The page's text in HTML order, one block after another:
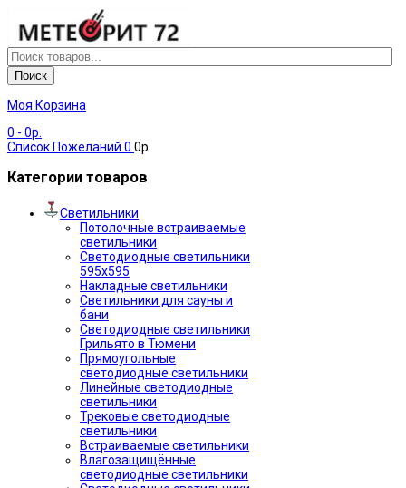
Поиск
Моя Корзина
0 - 0р.
Список Пожеланий 0 0р.
Категории товаров
Светильники
Потолочные встраиваемые
светильники
Светодиодные светильники
595х595
Накладные светильники
Светильники для сауны и
бани
Светодиодные светильники
Грильято в Тюмени
Прямоугольные
светодиодные светильники
Линейные светодиодные
светильники
Трековые светодиодные
светильники
Встраиваемые светильники
Влагозащищённые
светодиодные светильники